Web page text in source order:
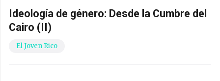
Ideología de género: Desde la Cumbre del
Cairo (II)
El Joven Rico